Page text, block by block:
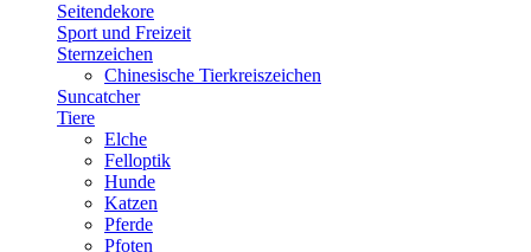
Seitendekore
Sport und Freizeit
Sternzeichen
Chinesische Tierkreiszeichen
Suncatcher
Tiere
Elche
Felloptik
Hunde
Katzen
Pferde
Pfoten